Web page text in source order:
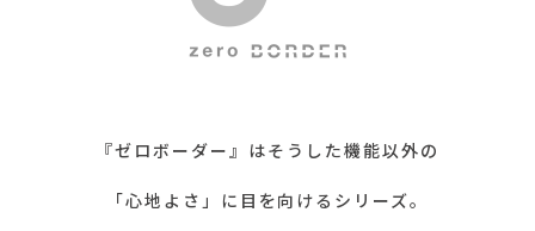
『ゼロボーダー』はそうした機能以外の
「心地よさ」に目を向けるシリーズ。